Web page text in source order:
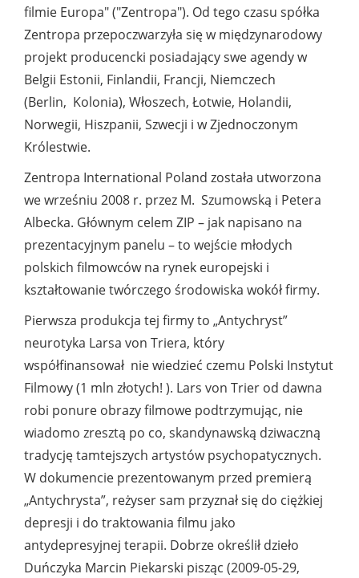
filmie Europa" ("Zentropa"). Od tego czasu spółka
Zentropa przepoczwarzyła się w międzynarodowy
projekt producencki posiadający swe agendy w
Belgii Estonii, Finlandii, Francji, Niemczech
(Berlin, Kolonia), Włoszech, Łotwie, Holandii,
Norwegii, Hiszpanii, Szwecji i w Zjednoczonym
Królestwie.
Zentropa International Poland została utworzona
we wrześniu 2008 r. przez M. Szumowską i Petera
Albecka. Głównym celem ZIP – jak napisano na
prezentacyjnym panelu – to wejście młodych
polskich filmowców na rynek europejski i
kształtowanie twórczego środowiska wokół firmy.
Pierwsza produkcja tej firmy to „Antychryst”
neurotyka Larsa von Triera, który
współfinansował nie wiedzieć czemu Polski Instytut
Filmowy (1 mln złotych! ). Lars von Trier od dawna
robi ponure obrazy filmowe podtrzymując, nie
wiadomo zresztą po co, skandynawską dziwaczną
tradycję tamtejszych artystów psychopatycznych.
W dokumencie prezentowanym przed premierą
„Antychrysta”, reżyser sam przyznał się do ciężkiej
depresji i do traktowania filmu jako
antydepresyjnej terapii. Dobrze określił dzieło
Duńczyka Marcin Piekarski pisząc (2009-05-29,